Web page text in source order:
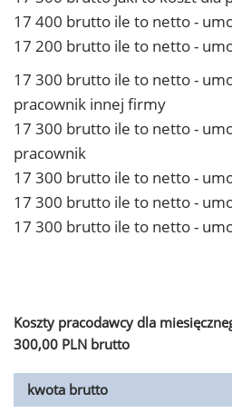
17 400 brutto ile to netto -
17 200 brutto ile to netto -
17 300 brutto ile to netto -
pracownik innej firmy
17 300 brutto ile to netto -
pracownik
17 300 brutto ile to netto -
17 300 brutto ile to netto -
17 300 brutto ile to netto -
Koszty pracodawcy dla
300,00 PLN brutto
kwota brutto